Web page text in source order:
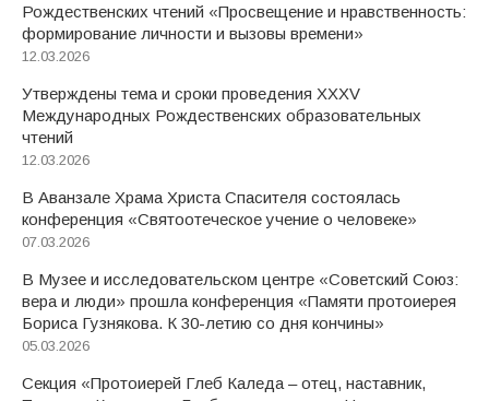
Рождественских чтений «Просвещение и нравственность:
формирование личности и вызовы времени»
12.03.2026
Утверждены тема и сроки проведения XXXV
Международных Рождественских образовательных
чтений
12.03.2026
В Аванзале Храма Христа Спасителя состоялась
конференция «Святоотеческое учение о человеке»
07.03.2026
В Музее и исследовательском центре «Советский Союз:
вера и люди» прошла конференция «Памяти протоиерея
Бориса Гузнякова. К 30-летию со дня кончины»
05.03.2026
Секция «Протоиерей Глеб Каледа – отец, наставник,